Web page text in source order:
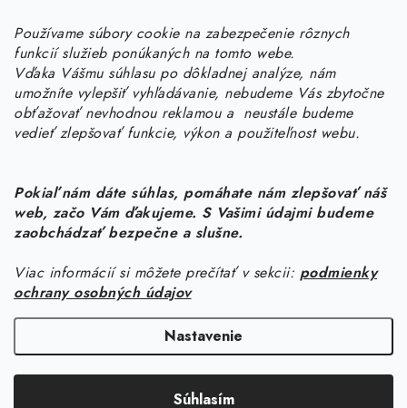
Používame súbory cookie na zabezpečenie rôznych
funkcií služieb ponúkaných na tomto webe.
Vďaka Vášmu súhlasu po dôkladnej analýze, nám
umožníte vylepšiť vyhľadávanie, nebudeme Vás zbytočne
obťažovať nevhodnou reklamou a neustále budeme
vedieť zlepšovať funkcie, výkon a použiteľnost webu.
Pokiaľ nám dáte súhlas, pomáhate nám zlepšovať náš
web, začo Vám ďakujeme. S Vašimi údajmi budeme
zaobchádzať bezpečne a slušne.
Viac informácií si môžete prečítať v sekcii: podmienky
ochrany osobných údajov
Nastavenie
Súhlasím
objednavky@kurin.sk
0950456469
Informácie pre vás
Náš príbeh od začiatku
Doprava
Kontakt
Facebook
cookies